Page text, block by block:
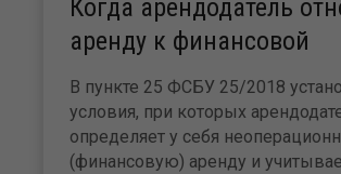
Когда арендодатель
аренду к финансовой
В пункте 25 ФСБУ 25/2018
условия, при которых
определяет у себя
(финансовую) аренду и